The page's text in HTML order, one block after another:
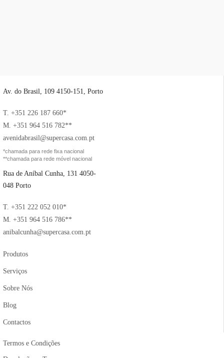
Av. do Brasil, 109 4150-151, Porto
T. +351 226 187 660*
M. +351 964 516 782**
avenidabrasil@supercasa.com.pt
*chamada para rede fixa nacional
**chamada para rede móvel nacional
Rua de Aníbal Cunha, 131 4050-
048 Porto
T. +351 222 052 010*
M. +351 964 516 786**
anibalcunha@supercasa.com.pt
Produtos
Serviços
Sobre Nós
Blog
Contactos
Termos e Condições